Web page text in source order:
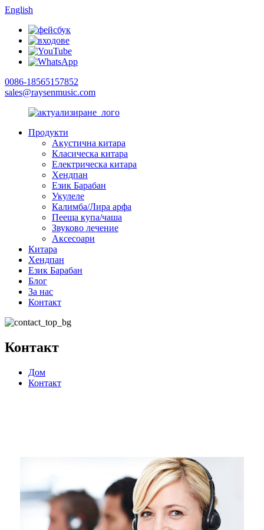
English
0086-18565157852
sales@raysenmusic.com
Продукти
Акустична китара
Класическа китара
Електрическа китара
Хендпан
Език Барабан
Укулеле
Калимба/Лира арфа
Пееща купа/чаша
Звуково лечение
Аксесоари
Китара
Хендпан
Език Барабан
Блог
За нас
Контакт
Контакт
Дом
Контакт